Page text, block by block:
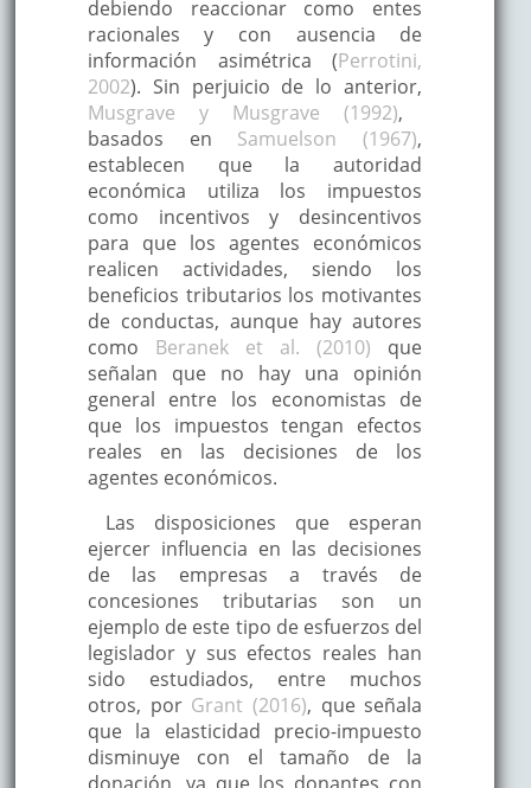
debiendo reaccionar como entes
racionales y con ausencia de
información asimétrica (Perrotini,
2002). Sin perjuicio de lo anterior,
Musgrave y Musgrave (1992),
basados en Samuelson (1967),
establecen que la autoridad
económica utiliza los impuestos
como incentivos y desincentivos
para que los agentes económicos
realicen actividades, siendo los
beneficios tributarios los motivantes
de conductas, aunque hay autores
como Beranek et al. (2010) que
señalan que no hay una opinión
general entre los economistas de
que los impuestos tengan efectos
reales en las decisiones de los
agentes económicos.
Las disposiciones que esperan
ejercer influencia en las decisiones
de las empresas a través de
concesiones tributarias son un
ejemplo de este tipo de esfuerzos del
legislador y sus efectos reales han
sido estudiados, entre muchos
otros, por Grant (2016), que señala
que la elasticidad precio-impuesto
disminuye con el tamaño de la